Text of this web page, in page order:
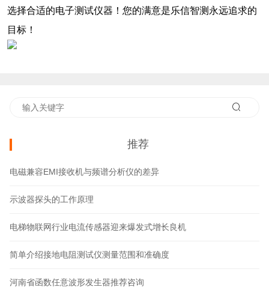
选择合适的电子测试仪器！您的满意是乐信智测永远追求的
目标！
推荐
电磁兼容EMI接收机与频谱分析仪的差异
示波器探头的工作原理
电梯物联网行业电流传感器迎来爆发式增长良机
简单介绍接地电阻测试仪测量范围和准确度
河南省函数任意波形发生器推荐咨询